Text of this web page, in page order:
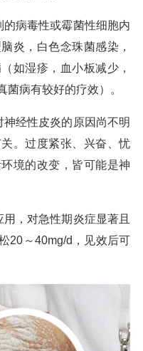
病毒性或霉菌性细胞内
炎，白色念珠菌感染，
如湿疹，血小板减少，
病有较好的疗效）。
经性皮炎的原因尚不明
。过度紧张、兴奋、忧
境的改变，皆可能是神
，对急性期炎症显著且
20～40mg/d，见效后可